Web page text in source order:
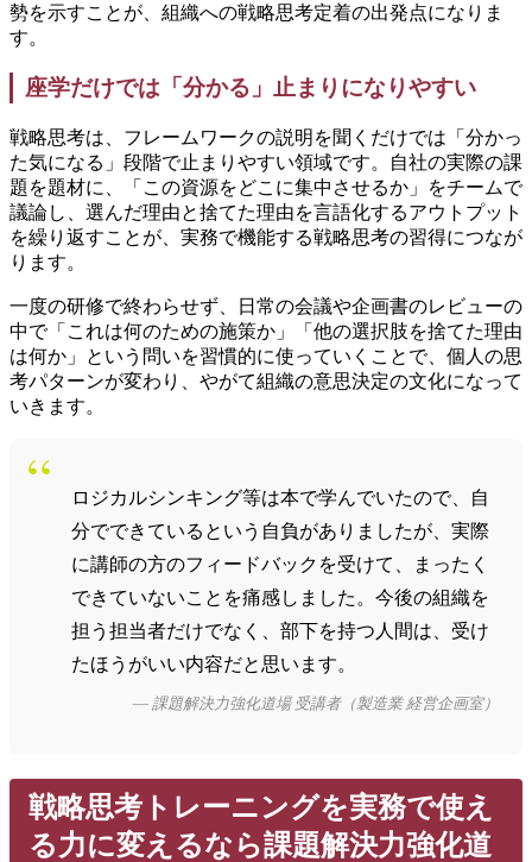
勢を示すことが、組織への戦略思考定着の出発点になりま
す。
座学だけでは「分かる」止まりになりやすい
戦略思考は、フレームワークの説明を聞くだけでは「分かっ
た気になる」段階で止まりやすい領域です。自社の実際の課
題を題材に、「この資源をどこに集中させるか」をチームで
議論し、選んだ理由と捨てた理由を言語化するアウトプット
を繰り返すことが、実務で機能する戦略思考の習得につなが
ります。
一度の研修で終わらせず、日常の会議や企画書のレビューの
中で「これは何のための施策か」「他の選択肢を捨てた理由
は何か」という問いを習慣的に使っていくことで、個人の思
考パターンが変わり、やがて組織の意思決定の文化になって
いきます。
“
ロジカルシンキング等は本で学んでいたので、自
分でできているという自負がありましたが、実際
に講師の方のフィードバックを受けて、まったく
できていないことを痛感しました。今後の組織を
担う担当者だけでなく、部下を持つ人間は、受け
たほうがいい内容だと思います。
― 課題解決力強化道場 受講者（製造業 経営企画室）
戦略思考トレーニングを実務で使え
る力に変えるなら課題解決力強化道